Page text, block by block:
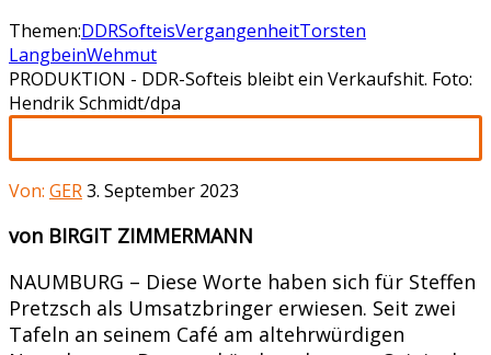
Themen:DDRSofteisVergangenheitTorsten
LangbeinWehmut
PRODUKTION - DDR-Softeis bleibt ein Verkaufshit. Foto:
Hendrik Schmidt/dpa
Von: GER3. September 2023
von BIRGIT ZIMMERMANN
NAUMBURG – Diese Worte haben sich für Steffen
Pretzsch als Umsatzbringer erwiesen. Seit zwei
Tafeln an seinem Café am altehrwürdigen